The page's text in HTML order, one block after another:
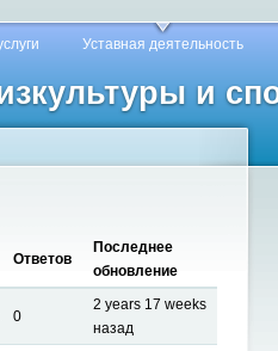
и
Уставная деятельность
Ответов
Последнее
обновление
0
2 years 17 weeks
назад